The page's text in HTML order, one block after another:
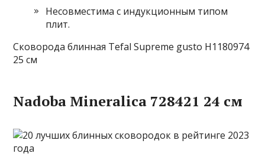
Несовместима с индукционным типом
плит.
Сковорода блинная Tefal Supreme gusto H1180974
25 см
Nadoba Mineralica 728421 24 см